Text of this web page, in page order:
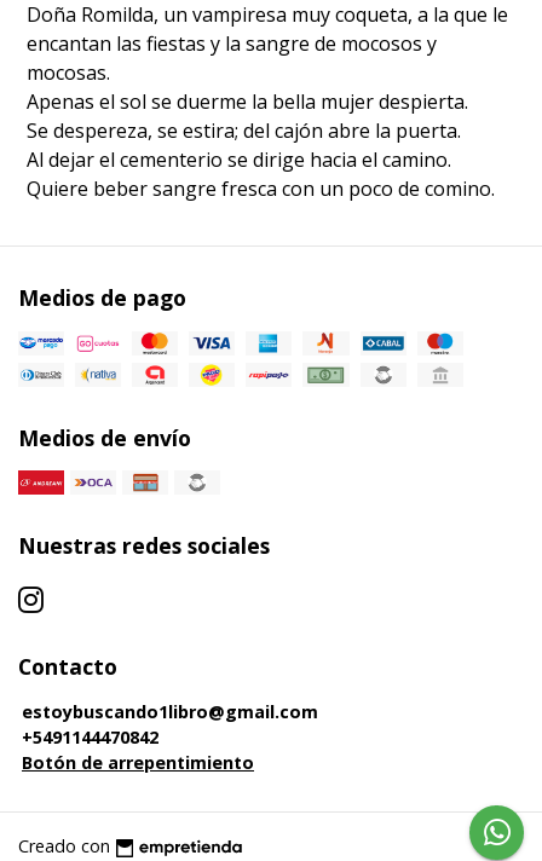
Doña Romilda, un vampiresa muy coqueta, a la que le
encantan las fiestas y la sangre de mocosos y
mocosas.
Apenas el sol se duerme la bella mujer despierta.
Se despereza, se estira; del cajón abre la puerta.
Al dejar el cementerio se dirige hacia el camino.
Quiere beber sangre fresca con un poco de comino.
Medios de pago
Medios de envío
Nuestras redes sociales
Contacto
estoybuscando1libro@gmail.com
+5491144470842
Botón de arrepentimiento
Creado con